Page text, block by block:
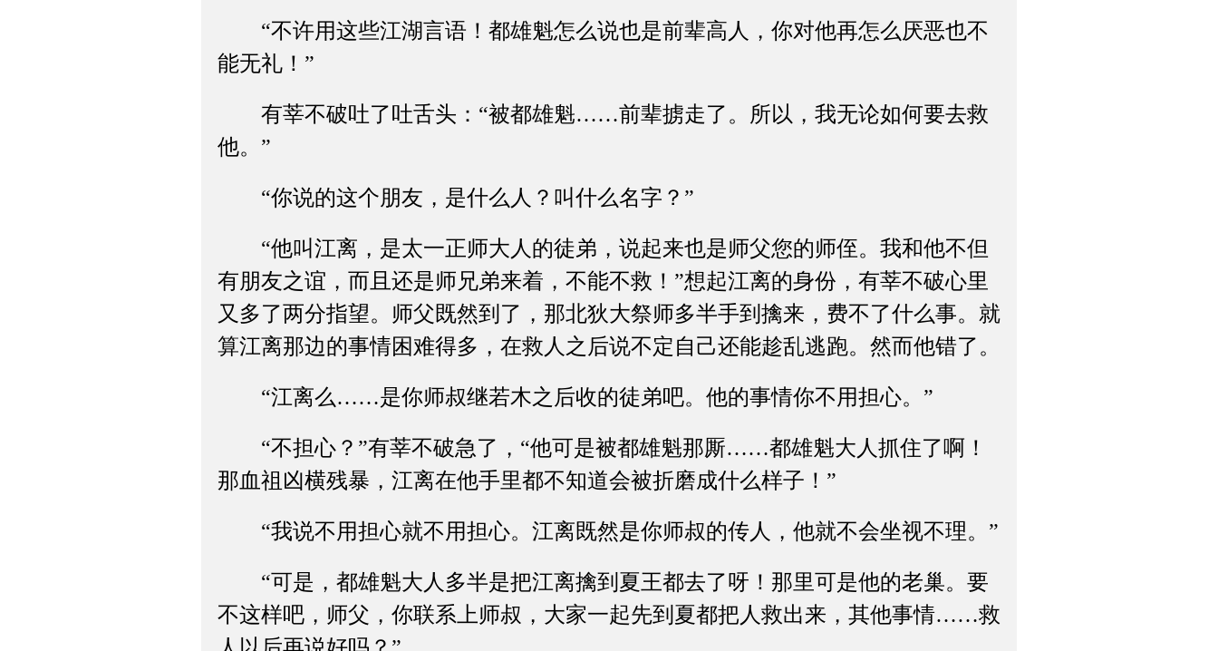
“不许用这些江湖言语！都雄魁怎么说也是前辈高人，你对他再怎么厌恶也不
能无礼！”
有莘不破吐了吐舌头：“被都雄魁……前辈掳走了。所以，我无论如何要去救
他。”
“你说的这个朋友，是什么人？叫什么名字？”
“他叫江离，是太一正师大人的徒弟，说起来也是师父您的师侄。我和他不但
有朋友之谊，而且还是师兄弟来着，不能不救！”想起江离的身份，有莘不破心里
又多了两分指望。师父既然到了，那北狄大祭师多半手到擒来，费不了什么事。就
算江离那边的事情困难得多，在救人之后说不定自己还能趁乱逃跑。然而他错了。
“江离么……是你师叔继若木之后收的徒弟吧。他的事情你不用担心。”
“不担心？”有莘不破急了，“他可是被都雄魁那厮……都雄魁大人抓住了啊！
那血祖凶横残暴，江离在他手里都不知道会被折磨成什么样子！”
“我说不用担心就不用担心。江离既然是你师叔的传人，他就不会坐视不理。”
“可是，都雄魁大人多半是把江离擒到夏王都去了呀！那里可是他的老巢。要
不这样吧，师父，你联系上师叔，大家一起先到夏都把人救出来，其他事情……救